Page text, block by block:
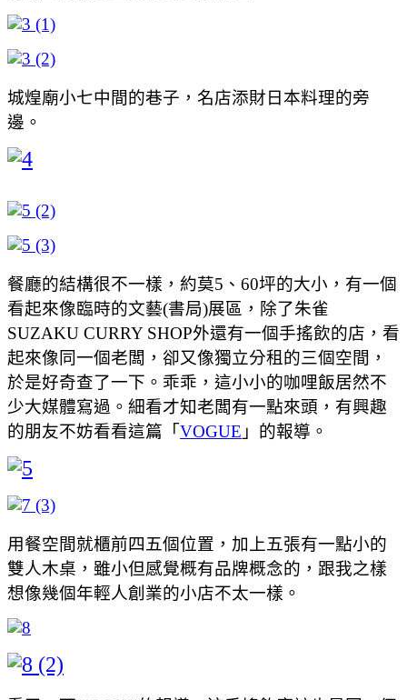
城煌廟小七中間的巷子，名店添財日本料理的旁
邊。
餐廳的結構很不一樣，約莫5、60坪的大小，有一個
看起來像臨時的文藝(書局)展區，除了朱雀
SUZAKU CURRY SHOP外還有一個手搖飲的店，看
起來像同一個老闆，卻又像獨立分租的三個空間，
於是好奇查了一下。乖乖，這小小的咖哩飯居然不
少大媒體寫過。細看才知老闆有一點來頭，有興趣
的朋友不妨看看這篇「 VOGUE 」的報導。
用餐空間就櫃前四五個位置，加上五張有一點小的
雙人木桌，雖小但感覺概有品牌概念的，跟我之樣
想像幾個年輕人創業的小店不太一樣。